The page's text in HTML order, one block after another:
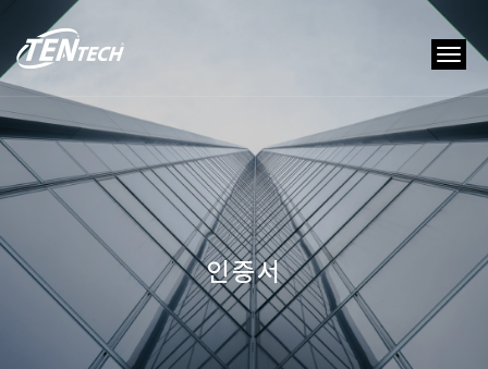
인증서